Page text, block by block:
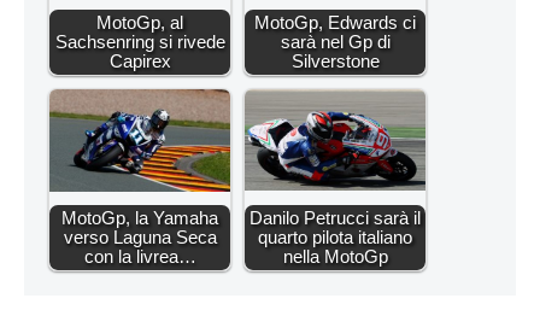
MotoGp, al
Sachsenring si rivede
Capirex
MotoGp, Edwards ci
sarà nel Gp di
Silverstone
MotoGp, la Yamaha
verso Laguna Seca
con la livrea…
Danilo Petrucci sarà il
quarto pilota italiano
nella MotoGp